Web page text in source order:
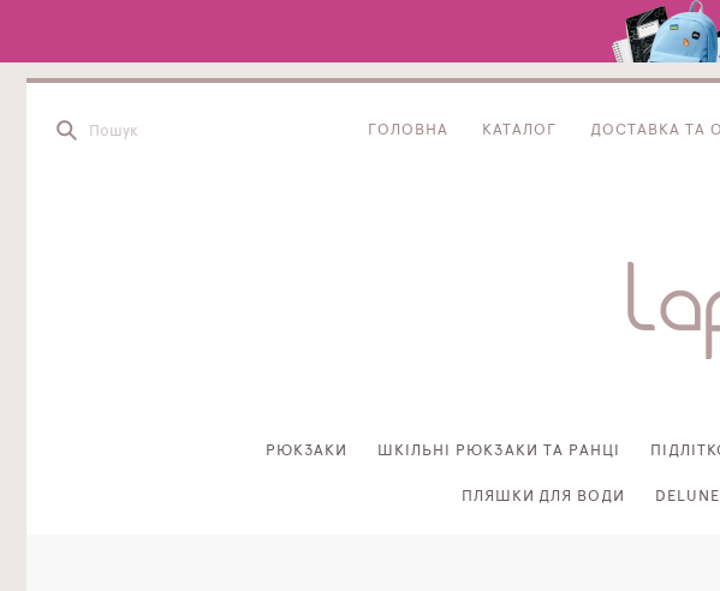
ГОЛОВНА КАТАЛОГ ДОСТАВКА ТА
РЮКЗАКИ ШКІЛЬНІ РЮКЗАКИ ТА РАНЦІ
ПЛЯШКИ ДЛЯ ВОДИ DELUNE